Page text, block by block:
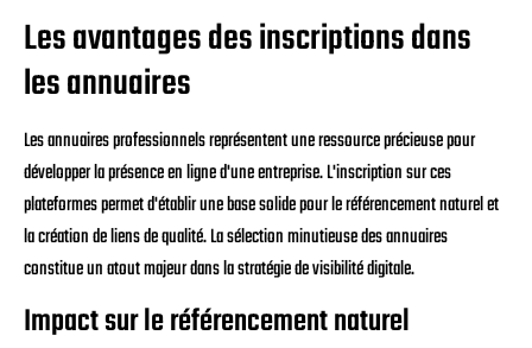
Les avantages des inscriptions dans
les annuaires
Les annuaires professionnels représentent une ressource précieuse pour
développer la présence en ligne d'une entreprise. L'inscription sur ces
plateformes permet d'établir une base solide pour le référencement naturel et
la création de liens de qualité. La sélection minutieuse des annuaires
constitue un atout majeur dans la stratégie de visibilité digitale.
Impact sur le référencement naturel